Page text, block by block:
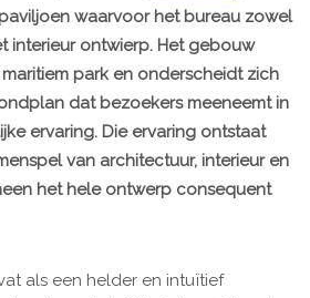
waarvoor het bureau zowel
interieur ontwierp. Het gebouw
park en onderscheidt zich
dat bezoekers meeneemt in
ervaring. Die ervaring ontstaat
van architectuur, interieur en
het hele ontwerp consequent
als een helder en intuïtief